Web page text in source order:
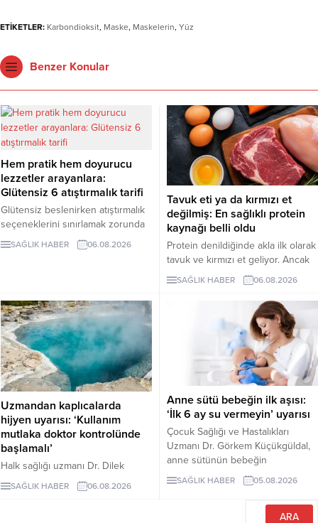
ETİKETLER: Karbondioksit, Maske, Maskelerin, Yüz
Benzer Konular
Hem pratik hem doyurucu
lezzetler arayanlara:
Glütensiz 6 atıştırmalık tarifi
Glütensiz beslenirken atıştırmalık
seçeneklerini sınırlamak zorunda
değilsiniz. Evde kolayca
hazırlayabileceğiniz bu 5 glütensiz
SAĞLIK HABER 06.08.2026
Tavuk eti ya da kırmızı et
değilmiş: En sağlıklı protein
kaynağı belli oldu
Protein denildiğinde akla ilk olarak
tavuk ve kırmızı et geliyor. Ancak
bilim insanları, son yıllarda yapılan
araştırmaların kurubaklagilleri daha
sağlıklı bir protein kaynağı olarak
öne çıkardığını belirtiyor. Özellikle
mercimek, nohut ve fasulyenin
hem yüksek protein hem de lif
içeriğiyle uzun vadeli sağlık
açısından önemli avantajlar
sunduğu ifade ediliyor.
SAĞLIK HABER 06.08.2026
Uzmandan kaplıcalarda
hijyen uyarısı: ‘Kullanım
mutlaka doktor kontrolünde
başlamalı’
Halk sağlığı uzmanı Dr. Dilek
Aslan, kaplıcaların kas ve iskelet
sistemi rahatsızlıkları ile stresin
SAĞLIK HABER 06.08.2026
Anne sütü bebeğin ilk aşısı:
‘İlk 6 ay su vermeyin’ uyarısı
Çocuk Sağlığı ve Hastalıkları
Uzmanı Dr. Görkem Küçükgüldal,
anne sütünün bebeğin
bağışıklığını güçlendiren ve yaşam
boyu sağlığın temelini oluşturan
“canlı bir biyolojik mucize”
olduğunu söyledi. Küçükgüldal,
SAĞLIK HABER 05.08.2026